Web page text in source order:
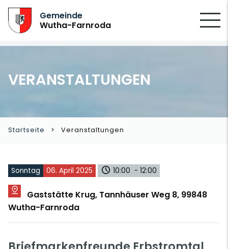
Gemeinde
Wutha-Farnroda
VERANSTALTUNGEN
Startseite Veranstaltungen
Sonntag 06. April 2025 10:00 - 12:00
Gaststätte Krug, Tannhäuser Weg 8, 99848
Wutha-Farnroda